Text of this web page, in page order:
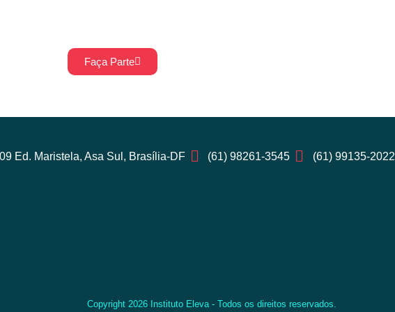
Faça Parte
Ed. Maristela, Asa Sul, Brasília-DF (61) 98261-3545 (61) 99135-2022
Copyright 2026 Instituto Eleva - Todos os direitos reservados.